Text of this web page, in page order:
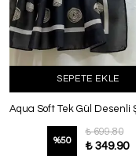
SEPETE EKLE
%50
₺ 699.80
₺ 349.90